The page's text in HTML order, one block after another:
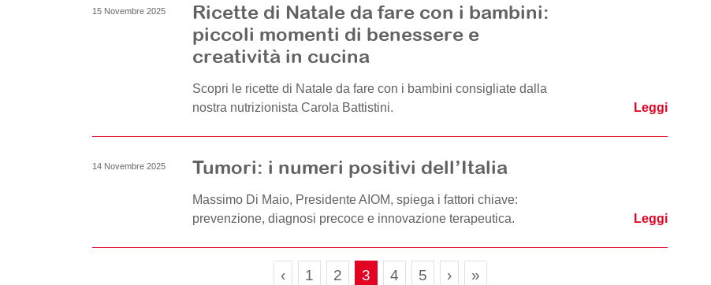
15 Novembre 2025
Ricette di Natale da fare con i bambini:
piccoli momenti di benessere e
creatività in cucina
Scopri le ricette di Natale da fare con i bambini consigliate dalla
nostra nutrizionista Carola Battistini.
Leggi
14 Novembre 2025 Tumori: i numeri positivi dell’Italia
Massimo Di Maio, Presidente AIOM, spiega i fattori chiave:
prevenzione, diagnosi precoce e innovazione terapeutica.
Leggi
Page navigation
‹ Page
1 Page
2 Current Page
3 Page
4 Page
5 › »